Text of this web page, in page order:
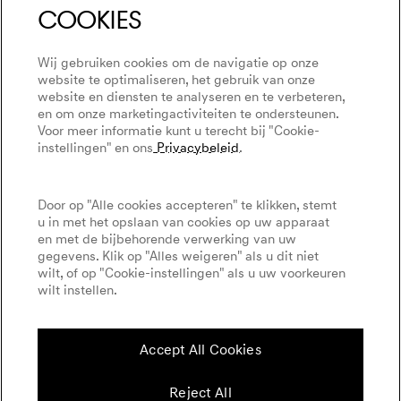
Offerte aanvragen
Genesis Dealers
Boek een Proefrit
Genesis Golf
Evenementen
Goodwood Festival of Speed
Genesis @24 Uur van Le Mans
Fia World Endurance Championship
Ga Elektrisch
Boek een Proefrit
GV60 Magma
Genesis Magma Racing
Privacybeleid
WLTP
Impressum
Cookies Settings
Bandenlabeling
English Dutch
cookies
Wij gebruiken cookies om de navigatie op onze
website te optimaliseren, het gebruik van onze
website en diensten te analyseren en te verbeteren,
en om onze marketingactiviteiten te ondersteunen.
Voor meer informatie kunt u terecht bij "Cookie-
instellingen" en onsPrivacybeleid.
Door op "Alle cookies accepteren" te klikken, stemt
u in met het opslaan van cookies op uw apparaat
en met de bijbehorende verwerking van uw
gegevens. Klik op "Alles weigeren" als u dit niet
wilt, of op "Cookie-instellingen" als u uw voorkeuren
wilt instellen.
Accept All Cookies
Reject All